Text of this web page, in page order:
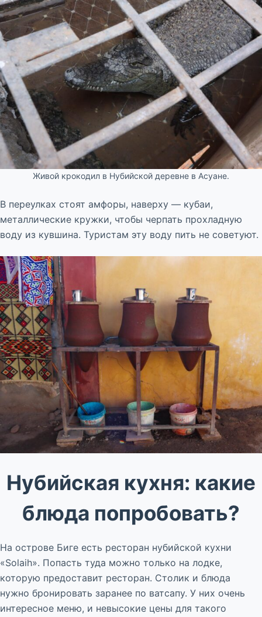
Живой крокодил в Нубийской деревне в Асуане.
В переулках стоят амфоры, наверху — кубаи,
металлические кружки, чтобы черпать прохладную
воду из кувшина. Туристам эту воду пить не советуют.
Нубийская кухня: какие
блюда попробовать?
На острове Биге есть ресторан нубийской кухни
«Solaih». Попасть туда можно только на лодке,
которую предоставит ресторан. Столик и блюда
нужно бронировать заранее по ватсапу. У них очень
интересное меню, и невысокие цены для такого